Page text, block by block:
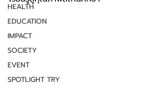
HEALTH
EDUCATION
IMPACT
SOCIETY
EVENT
SPOTLIGHT TRY